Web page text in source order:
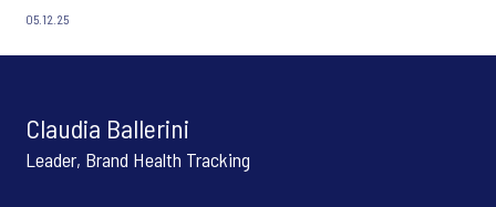
05.12.25
Claudia Ballerini
Leader, Brand Health Tracking